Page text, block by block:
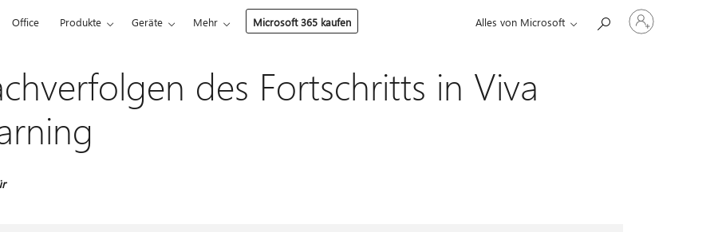
Office Produkte Geräte Mehr Microsoft 365 kaufen Alles von Microsoft
Bei
Ihrem
Konto
des Fortschritts in Viva